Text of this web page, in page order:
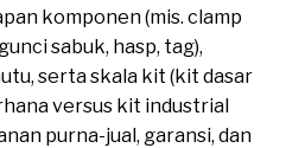
komponen (mis. clamp
sabuk, hasp, tag),
serta skala kit (kit dasar
versus kit industrial
purna-jual, garansi, dan